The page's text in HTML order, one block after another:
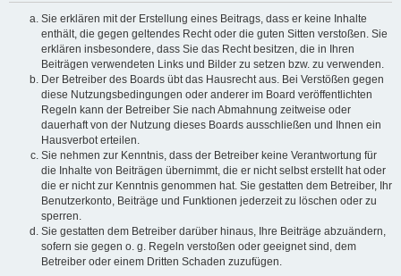
Sie erklären mit der Erstellung eines Beitrags, dass er keine Inhalte
enthält, die gegen geltendes Recht oder die guten Sitten verstoßen. Sie
erklären insbesondere, dass Sie das Recht besitzen, die in Ihren
Beiträgen verwendeten Links und Bilder zu setzen bzw. zu verwenden.
Der Betreiber des Boards übt das Hausrecht aus. Bei Verstößen gegen
diese Nutzungsbedingungen oder anderer im Board veröffentlichten
Regeln kann der Betreiber Sie nach Abmahnung zeitweise oder
dauerhaft von der Nutzung dieses Boards ausschließen und Ihnen ein
Hausverbot erteilen.
Sie nehmen zur Kenntnis, dass der Betreiber keine Verantwortung für
die Inhalte von Beiträgen übernimmt, die er nicht selbst erstellt hat oder
die er nicht zur Kenntnis genommen hat. Sie gestatten dem Betreiber, Ihr
Benutzerkonto, Beiträge und Funktionen jederzeit zu löschen oder zu
sperren.
Sie gestatten dem Betreiber darüber hinaus, Ihre Beiträge abzuändern,
sofern sie gegen o. g. Regeln verstoßen oder geeignet sind, dem
Betreiber oder einem Dritten Schaden zuzufügen.